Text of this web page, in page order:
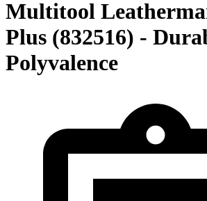
Multitool
Plus (832516) -
Polyvalence